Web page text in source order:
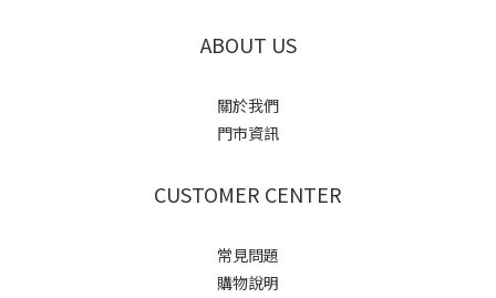
ABOUT US
關於我們
門市資訊
CUSTOMER CENTER
常見問題
購物說明